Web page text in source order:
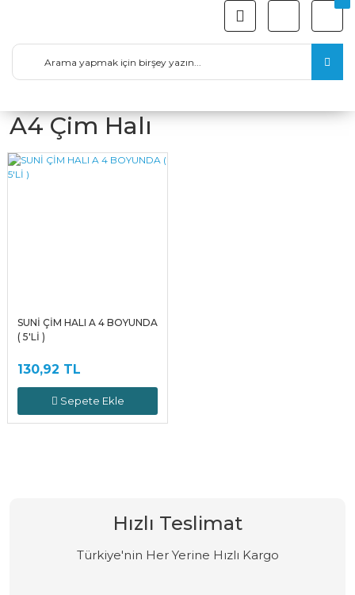
A4 Çim Halı
SUNİ ÇİM HALI A 4 BOYUNDA
( 5'Lİ )
130,92 TL
Sepete Ekle
Hızlı Teslimat
Türkiye'nin Her Yerine Hızlı Kargo